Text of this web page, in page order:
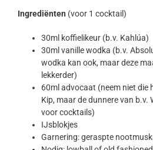
Ingrediënten (voor 1 cocktail)
30ml koffielikeur (b.v. Kahlúa)
30ml vanille wodka (b.v.
wodka kan ook, maar deze
lekkerder)
60ml advocaat (neem niet die
Kip, maar de dunnere van b.v.
voor cocktails)
IJsblokjes
Garnering: geraspte